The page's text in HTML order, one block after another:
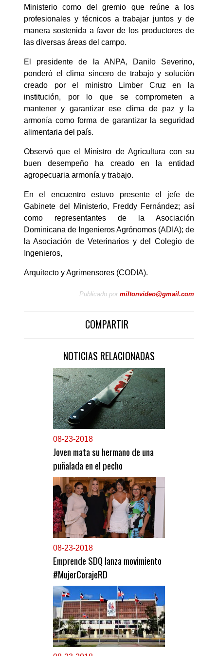
Ministerio como del gremio que reúne a los
profesionales y técnicos a trabajar juntos y de
manera sostenida a favor de los productores de
las diversas áreas del campo.
El presidente de la ANPA, Danilo Severino,
ponderó el clima sincero de trabajo y solución
creado por el ministro Limber Cruz en la
institución, por lo que se comprometen a
mantener y garantizar ese clima de paz y la
armonía como forma de garantizar la seguridad
alimentaria del país.
Observó que el Ministro de Agricultura con su
buen desempeño ha creado en la entidad
agropecuaria armonía y trabajo.
En el encuentro estuvo presente el jefe de
Gabinete del Ministerio, Freddy Fernández; así
como representantes de la Asociación
Dominicana de Ingenieros Agrónomos (ADIA); de
la Asociación de Veterinarios y del Colegio de
Ingenieros,
Arquitecto y Agrimensores (CODIA).
Publicado por miltonvideo@gmail.com
COMPARTIR
NOTICIAS RELACIONADAS
08-23-2018
Joven mata su hermano de una
puñalada en el pecho
08-23-2018
Emprende SDQ lanza movimiento
#MujerCorajeRD